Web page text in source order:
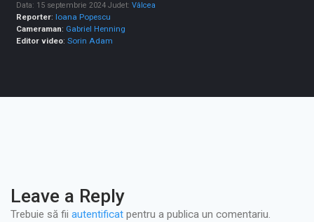
Data: 15 septembrie 2024 Judet:Vâlcea
Reporter: Ioana Popescu
Cameraman: Gabriel Henning
Editor video:Sorin Adam
Leave a Reply
Trebuie să fii autentificat pentru a publica un comentariu.